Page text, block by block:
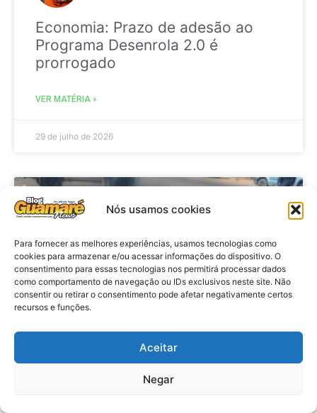
Nós usamos cookies
Para fornecer as melhores experiências, usamos tecnologias como
cookies para armazenar e/ou acessar informações do dispositivo. O
consentimento para essas tecnologias nos permitirá processar dados
como comportamento de navegação ou IDs exclusivos neste site. Não
consentir ou retirar o consentimento pode afetar negativamente certos
recursos e funções.
Aceitar
Negar
Economia: Prazo de adesão ao
Programa Desenrola 2.0 é
prorrogado
VER MATÉRIA »
29 de julho de 2026
Acidente: A caminho do trabalho
professora se envolve em